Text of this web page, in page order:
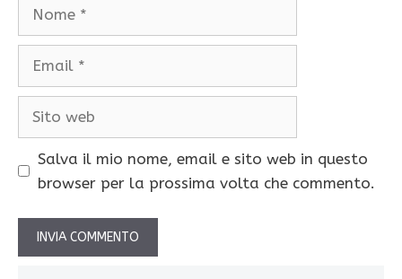
Salva il mio nome, email e sito web in questo
browser per la prossima volta che commento.